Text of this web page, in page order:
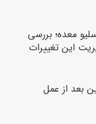
معده؛ بررسی
بعد از عمل